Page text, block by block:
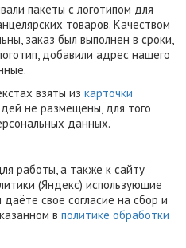
пакеты с логотипом для
товаров. Качеством
заказ был выполнен в сроки,
добавили адрес нашего
взяты из карточки
не размещены, для того
данных.
работы, а также к сайту
(Яндекс) использующие
свое согласие на сбор и
в политике обработки